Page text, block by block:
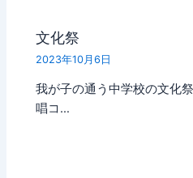
文化祭
2023年10月6日
我が子の通う中学校の文化
唱コ…